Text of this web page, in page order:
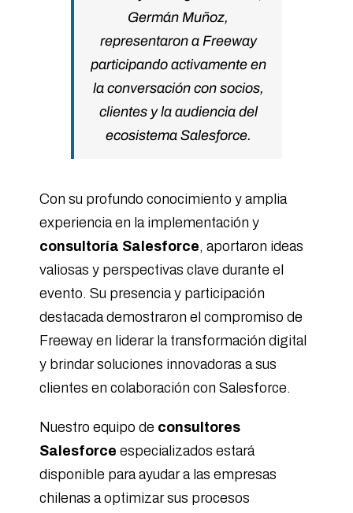
Germán Muñoz,
representaron a Freeway
participando activamente en
la conversación con socios,
clientes y la audiencia del
ecosistema Salesforce.
Con su profundo conocimiento y amplia
experiencia en la implementación y
consultoría Salesforce, aportaron ideas
valiosas y perspectivas clave durante el
evento. Su presencia y participación
destacada demostraron el compromiso de
Freeway en liderar la transformación digital
y brindar soluciones innovadoras a sus
clientes en colaboración con Salesforce.
Nuestro equipo de consultores
Salesforce especializados estará
disponible para ayudar a las empresas
chilenas a optimizar sus procesos